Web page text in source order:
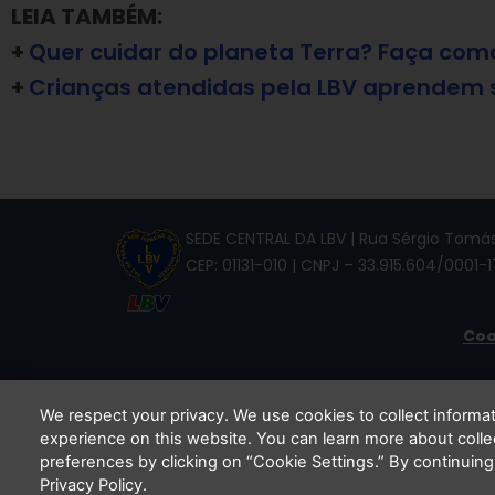
LEIA TAMBÉM:
+ Quer cuidar do planeta Terra? Faça
+ Crianças atendidas pela LBV
SEDE CENTRAL DA LBV | Rua Sérgio
CEP: 01131-010 | CNPJ – 33.915.604/
Li
We respect your privacy. We use cookies to collect
experience on this website. You can learn more about
preferences by clicking on “Cookie Settings.” By
Privacy Policy.